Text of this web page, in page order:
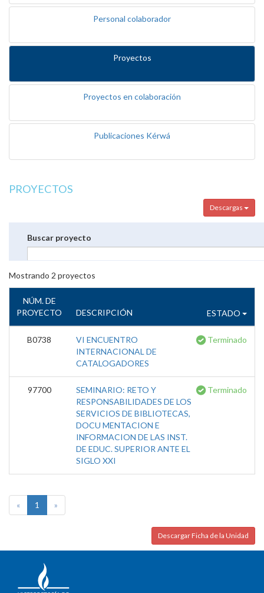
Personal colaborador
Proyectos
Proyectos en colaboración
Publicaciones Kérwá
PROYECTOS
Descargas
Buscar proyecto
Mostrando 2 proyectos
NÚM. DE
PROYECTO
DESCRIPCIÓN ESTADO
B0738
VI ENCUENTRO
INTERNACIONAL DE
CATALOGADORES
Terminado
97700
SEMINARIO: RETO Y
RESPONSABILIDADES DE LOS
SERVICIOS DE BIBLIOTECAS,
DOCU MENTACION E
INFORMACION DE LAS INST.
DE EDUC. SUPERIOR ANTE EL
SIGLO XXI
Terminado
« 1 »
Descargar Ficha de la Unidad